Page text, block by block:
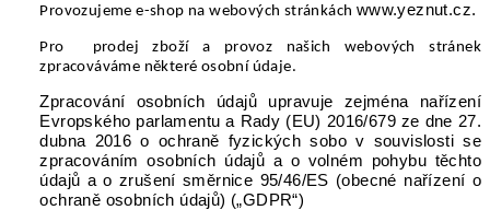
Provozujeme e-shop na webových stránkách www.yeznut.cz.
Pro prodej zboží a provoz našich webových stránek
zpracováváme některé osobní údaje.
Zpracování osobních údajů upravuje zejména nařízení
Evropského parlamentu a Rady (EU) 2016/679 ze dne 27.
dubna 2016 o ochraně fyzických sobo v souvislosti se
zpracováním osobních údajů a o volném pohybu těchto
údajů a o zrušení směrnice 95/46/ES (obecné nařízení o
ochraně osobních údajů) („GDPR“)